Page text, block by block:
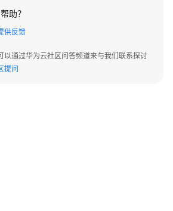
助？
供反馈
以通过华为云社区问答频道来与我们联系探讨
提问